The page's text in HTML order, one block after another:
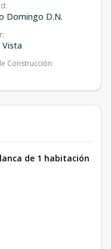
:
Domingo D.N.
:
Vista
Construcción:
de 1 habitación